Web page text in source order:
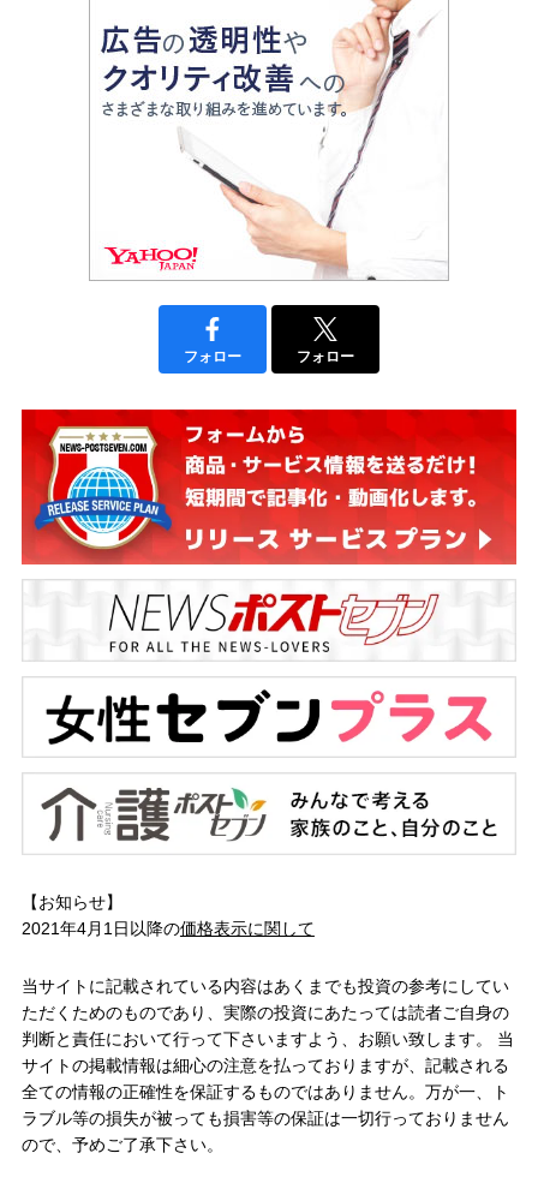
フォロー フォロー
【お知らせ】
2021年4月1日以降の価格表示に関して
当サイトに記載されている内容はあくまでも投資の参考にしてい
ただくためのものであり、実際の投資にあたっては読者ご自身の
判断と責任において行って下さいますよう、お願い致します。 当
サイトの掲載情報は細心の注意を払っておりますが、記載される
全ての情報の正確性を保証するものではありません。万が一、ト
ラブル等の損失が被っても損害等の保証は一切行っておりません
ので、予めご了承下さい。